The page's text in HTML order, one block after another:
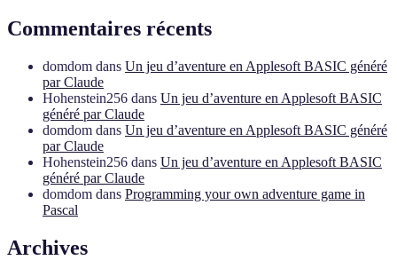
Commentaires récents
domdom dans Un jeu d’aventure en Applesoft BASIC généré
par Claude
Hohenstein256 dans Un jeu d’aventure en Applesoft BASIC
généré par Claude
domdom dans Un jeu d’aventure en Applesoft BASIC généré
par Claude
Hohenstein256 dans Un jeu d’aventure en Applesoft BASIC
généré par Claude
domdom dans Programming your own adventure game in
Pascal
Archives